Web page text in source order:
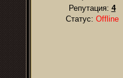
Репутация: 4
Статус: Offline